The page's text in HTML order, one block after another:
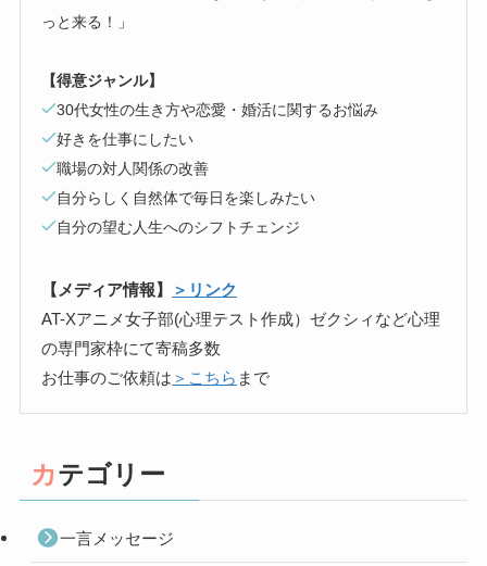
っと来る！」
【得意ジャンル】
30代女性の生き方や恋愛・婚活に関するお悩み
好きを仕事にしたい
職場の対人関係の改善
自分らしく自然体で毎日を楽しみたい
自分の望む人生へのシフトチェンジ
【メディア情報】
＞リンク
AT-Xアニメ女子部(心理テスト作成）ゼクシィなど心理
の専門家枠にて寄稿多数
お仕事のご依頼は ＞こちら まで
カテゴリー
一言メッセージ